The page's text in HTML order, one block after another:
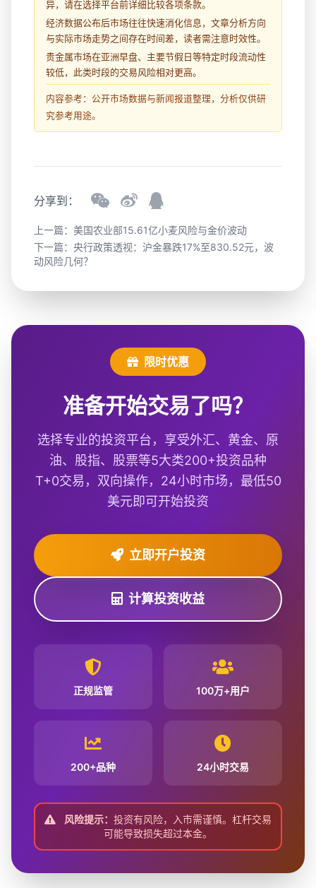
异，请在选择平台前详细比较各项条款。
经济数据公布后市场往往快速消化信息，文章分析方向
与实际市场走势之间存在时间差，读者需注意时效性。
贵金属市场在亚洲早盘、主要节假日等特定时段流动性
较低，此类时段的交易风险相对更高。
内容参考：公开市场数据与新闻报道整理，分析仅供研
究参考用途。
分享到：
上一篇： 美国农业部15.61亿小麦风险与金价波动
下一篇： 央行政策透视：沪金暴跌17%至830.52元，波
动风险几何？
限时优惠
准备开始交易了吗？
选择专业的投资平台，享受外汇、黄金、原
油、股指、股票等5大类200+投资品种
T+0交易，双向操作，24小时市场，最低50
美元即可开始投资
立即开户投资
计算投资收益
正规监管 100万+用户
200+品种 24小时交易
风险提示： 投资有风险，入市需谨慎。杠杆交易
可能导致损失超过本金。